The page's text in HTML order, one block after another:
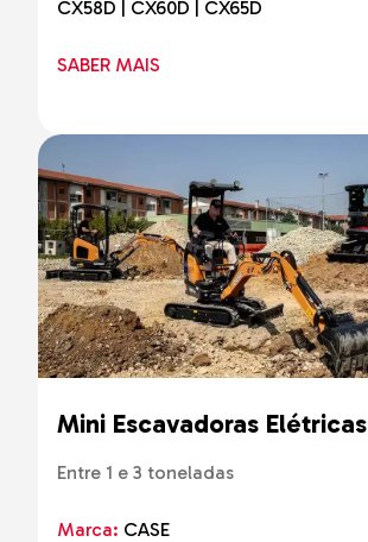
CX58D | CX60D | CX65D
SABER MAIS
Mini Escavadoras Elétricas
Entre 1 e 3 toneladas
Marca: CASE